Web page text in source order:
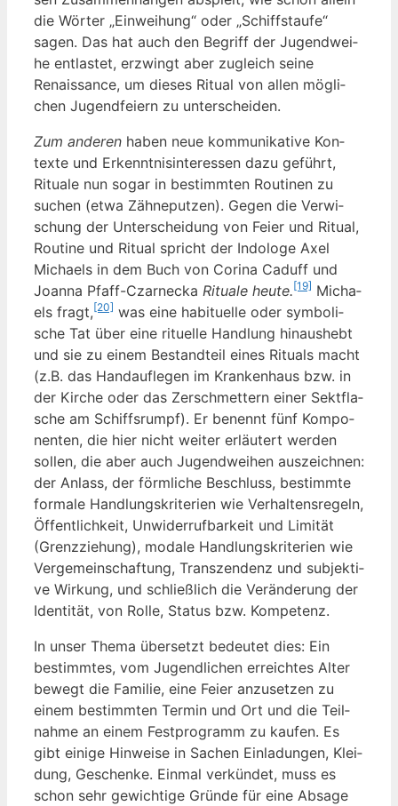
die Wör­ter „Ein­wei­hung“ oder „Schiffs­tau­fe“
sagen. Das hat auch den Begriff der Jugend­wei­
he ent­las­tet, erzwingt aber zugleich sei­ne
Renais­sance, um die­ses Ritu­al von allen mög­li­
chen Jugend­fei­ern zu unterscheiden.
Zum ande­ren haben neue kom­mu­ni­ka­ti­ve Kon­
tex­te und Erkennt­nis­in­ter­es­sen dazu geführt,
Ritua­le nun sogar in bestimm­ten Rou­ti­nen zu
suchen (etwa Zäh­ne­put­zen). Gegen die Ver­wi­
schung der Unter­schei­dung von Fei­er und Ritu­al,
Rou­ti­ne und Ritu­al spricht der Indo­lo­ge Axel
Micha­els in dem Buch von Cori­na Caduff und
Joan­na Pfaff-Czarne­cka Ritua­le heu­te.[19] Micha­
els fragt,[20] was eine habi­tu­el­le oder sym­bo­li­
sche Tat über eine ritu­el­le Hand­lung hin­aus­hebt
und sie zu einem Bestand­teil eines Ritu­als macht
(z.B. das Hand­auf­le­gen im Kran­ken­haus bzw. in
der Kir­che oder das Zer­schmet­tern einer Sekt­fla­
sche am Schiffs­rumpf). Er benennt fünf Kom­po­
nen­ten, die hier nicht wei­ter erläu­tert wer­den
sol­len, die aber auch Jugend­wei­hen aus­zeich­nen:
der Anlass, der förm­li­che Beschluss, bestimm­te
for­ma­le Hand­lungs­kri­te­ri­en wie Ver­hal­tens­re­geln,
Öffent­lich­keit, Unwi­der­ruf­bar­keit und Limi­tät
(Grenz­zie­hung), moda­le Hand­lungs­kri­te­ri­en wie
Ver­ge­mein­schaf­tung, Tran­szen­denz und sub­jek­ti­
ve Wir­kung, und schließ­lich die Ver­än­de­rung der
Iden­ti­tät, von Rol­le, Sta­tus bzw. Kompetenz.
In unser The­ma über­setzt bedeu­tet dies: Ein
bestimm­tes, vom Jugend­li­chen erreich­tes Alter
bewegt die Fami­lie, eine Fei­er anzu­set­zen zu
einem bestimm­ten Ter­min und Ort und die Teil­
nah­me an einem Fest­pro­gramm zu kau­fen. Es
gibt eini­ge Hin­wei­se in Sachen Ein­la­dun­gen, Klei­
dung, Geschen­ke. Ein­mal ver­kün­det, muss es
schon sehr gewich­ti­ge Grün­de für eine Absa­ge